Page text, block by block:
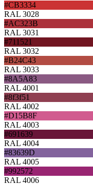
#CB3334
RAL 3028
#AC323B
RAL 3031
#711521
RAL 3032
#B24C43
RAL 3033
#8A5A83
RAL 4001
#8f3f51
RAL 4002
#D15B8F
RAL 4003
#691639
RAL 4004
#83639D
RAL 4005
#992572
RAL 4006